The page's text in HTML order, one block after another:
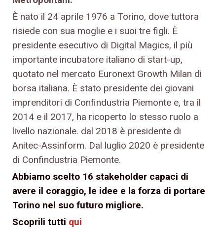
È nato il 24 aprile 1976 a Torino, dove tuttora
risiede con sua moglie e i suoi tre figli. È
presidente esecutivo di Digital Magics, il più
importante incubatore italiano di start-up,
quotato nel mercato Euronext Growth Milan di
borsa italiana. È stato presidente dei giovani
imprenditori di Confindustria Piemonte e, tra il
2014 e il 2017, ha ricoperto lo stesso ruolo a
livello nazionale. dal 2018 è presidente di
Anitec-Assinform. Dal luglio 2020 è presidente
di Confindustria Piemonte.
Abbiamo scelto 16 stakeholder capaci di
avere il coraggio, le idee e la forza di portare
Torino nel suo futuro migliore.
Scoprili tutti qui